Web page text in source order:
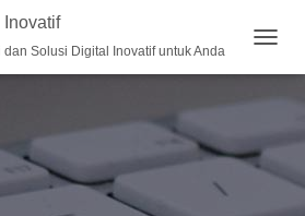
dan Solusi Digital Inovatif untuk Anda